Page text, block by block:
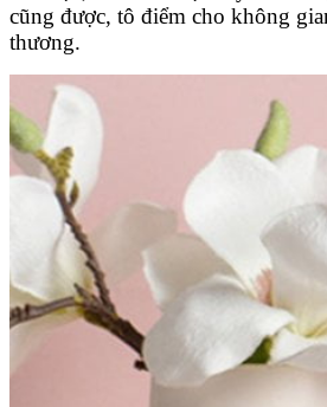
cũng được, tô điểm cho không
thương.